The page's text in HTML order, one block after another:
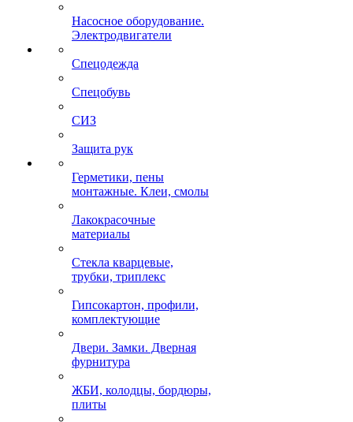
Насосное оборудование.
Электродвигатели
Спецодежда
Спецобувь
СИЗ
Защита рук
Герметики, пены
монтажные. Клеи, смолы
Лакокрасочные
материалы
Стекла кварцевые,
трубки, триплекс
Гипсокартон, профили,
комплектующие
Двери. Замки. Дверная
фурнитура
ЖБИ, колодцы, бордюры,
плиты